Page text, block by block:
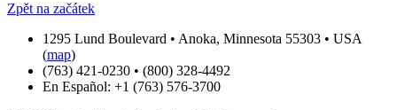
Zpět na začátek
1295 Lund Boulevard • Anoka, Minnesota 55303 • USA
(map)
(763) 421-0230 • (800) 328-4492
En Español: +1 (763) 576-3700